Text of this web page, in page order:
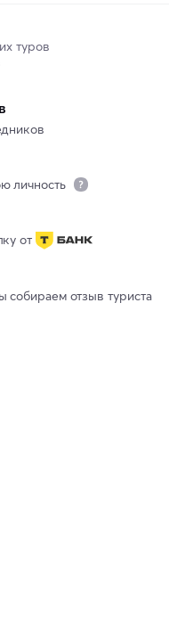
туров
личность
от
собираем отзыв туриста